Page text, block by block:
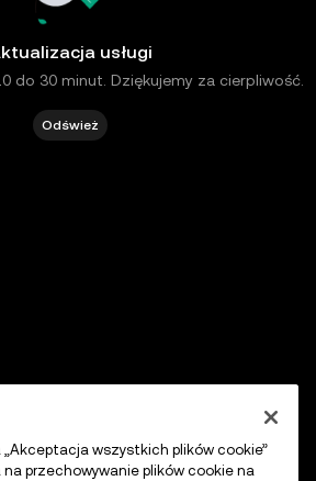
usługi
do 30 minut. Dziękujemy za cierpliwość.
Odśwież
„Akceptacja wszystkich plików cookie”
przechowywanie plików cookie na